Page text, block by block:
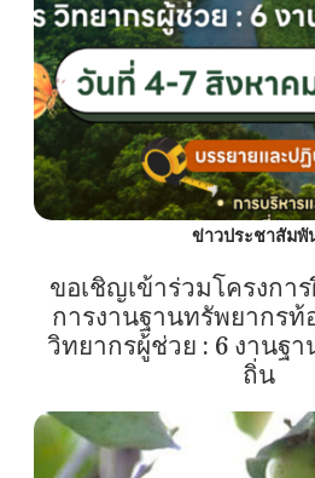
ข่าวประชาสัมพั
ขอเชิญเข้าร่วมโครงกา
การงานฐานทรัพยากร
วิทยากรผู้ช่วย : 6 งานฐ
ถิ่น